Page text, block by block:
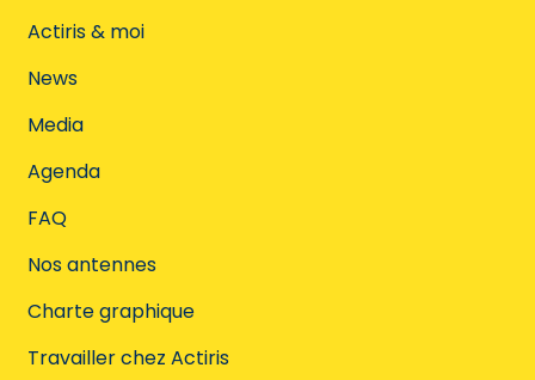
Actiris & moi
News
Media
Agenda
FAQ
Nos antennes
Charte graphique
Travailler chez Actiris